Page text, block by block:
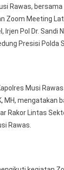
Rawas,
Zoom Meeting
Pol Dr. Sandi
Presisi Polda
Musi Rawas
MH, mengatakan
Rakor Lintas
Rawas.